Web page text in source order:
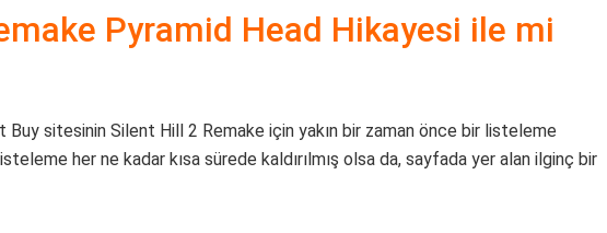
Pyramid Head Hikayesi ile mi
Buy sitesinin Silent Hill 2 Remake için yakın bir zaman önce bir listeleme
her ne kadar kısa sürede kaldırılmış olsa da, sayfada yer alan ilginç bir